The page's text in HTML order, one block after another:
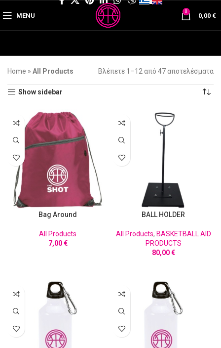
MENU
0
0,00 €
Home » All Products Βλέπετε 1–12 από 47 αποτελέσματα
Show sidebar
Bag Around
All Products
7,00€
BALL HOLDER
All Products, BASKETBALL AID
PRODUCTS
80,00€